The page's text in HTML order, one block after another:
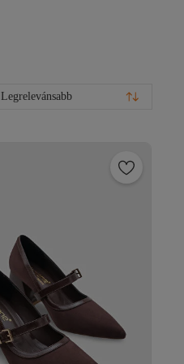
Legrelevánsabb